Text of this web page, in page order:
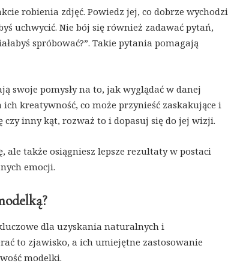
robienia zdjęć. Powiedz jej, co dobrze
uchwycić. Nie bój się również zadawać pytań,
spróbować?”. Takie pytania pomagają
swoje pomysły na to, jak wyglądać w danej
kreatywność, co może przynieść zaskakujące i
czy inny kąt, rozważ to i dopasuj się do jej wizji.
także osiągniesz lepsze rezultaty w postaci
emocji.
dla uzyskania naturalnych i
to zjawisko, a ich umiejętne zastosowanie
modelki.